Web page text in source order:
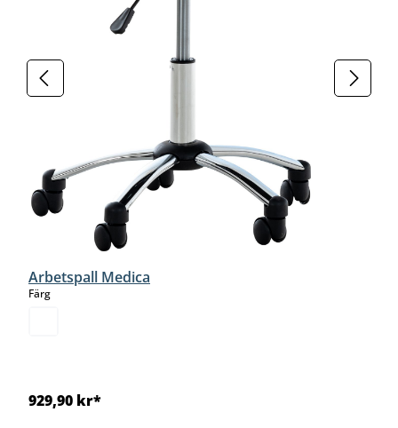
Arbetspall Medica
Färgselect
929,90 kr*